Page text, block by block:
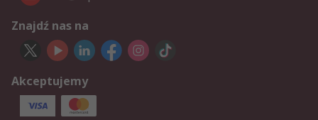
Znajdź nas na
Akceptujemy